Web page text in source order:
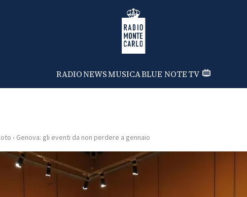
Radio Monte Carlo
RADIONEWSMUSICABLUE NOTETV
› Genova: gli eventi da non perdere a gennaio